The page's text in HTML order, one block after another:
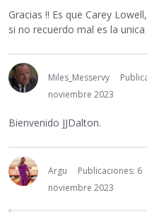
Gracias !! Es que Carey
si no recuerdo mal es la
Miles_Messervy
noviembre 2023
Bienvenido JJDalton.
Argu
Publicaciones: 6
noviembre 2023